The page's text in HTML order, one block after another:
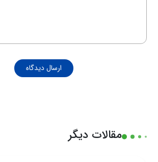
ارسال دیدگاه
مقالات دیگر